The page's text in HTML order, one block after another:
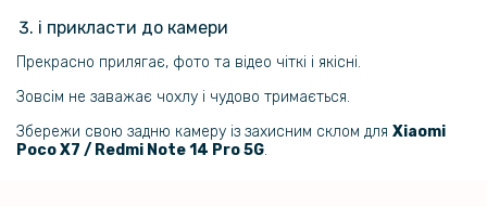
246 грн
289 грн
Шкіряний чохол - накладка CODE Tactile Experience для Xiaomi Poco
і прикласти до камери
Прекрасно прилягає, фото та відео чіткі і якісні.
Зовсім не заважає чохлу і чудово тримається.
Збережи свою задню камеру із захисним склом для Xiaomi
Poco X7 / Redmi Note 14 Pro 5G.